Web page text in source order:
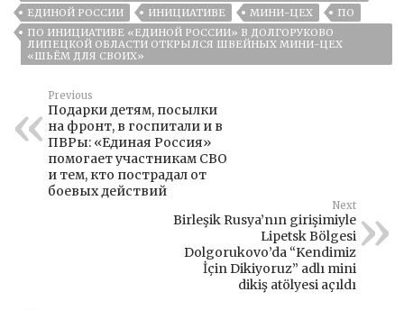
ЕДИНОЙ РОССИИ
ИНИЦИАТИВЕ МИНИ-ЦЕХ
ПО
ПО ИНИЦИАТИВЕ «ЕДИНОЙ РОССИИ» В ДОЛГОРУКОВО
ЛИПЕЦКОЙ ОБЛАСТИ ОТКРЫЛСЯ ШВЕЙНЫХ МИНИ-ЦЕХ
«ШЬЁМ ДЛЯ СВОИХ»
Previous
Подарки детям, посылки
на фронт, в госпитали и в
ПВРы: «Единая Россия»
помогает участникам СВО
и тем, кто пострадал от
боевых действий
Next
Birleşik Rusya’nın girişimiyle
Lipetsk Bölgesi
Dolgorukovo’da “Kendimiz
İçin Dikiyoruz” adlı mini
dikiş atölyesi açıldı